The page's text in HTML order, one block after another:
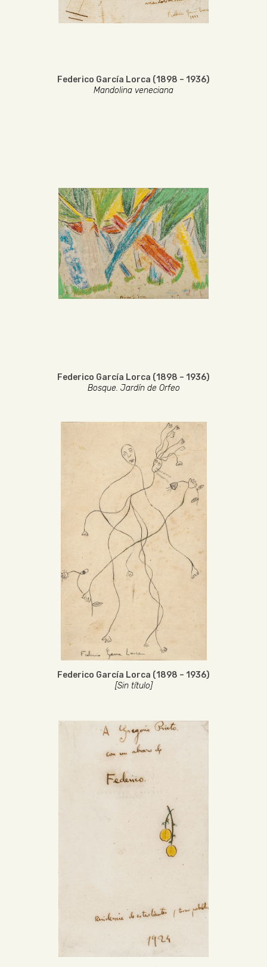
Federico García Lorca (1898 – 1936)
Mandolina veneciana
Federico García Lorca (1898 – 1936)
Bosque. Jardín de Orfeo
Federico García Lorca (1898 – 1936)
[Sin título]